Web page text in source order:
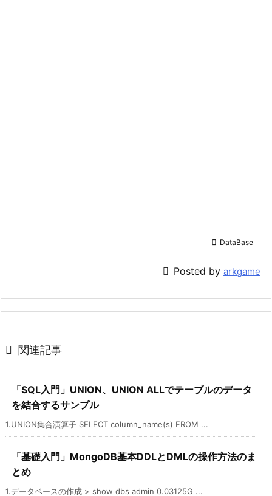
 DataBase
 Posted by arkgame
 関連記事
「SQL入門」UNION、UNION ALLでテーブルのデータ
を結合するサンプル
1.UNION集合演算子 SELECT column_name(s) FROM ...
「基礎入門」MongoDB基本DDLとDMLの操作方法のま
とめ
1.データベースの作成 > show dbs admin 0.03125G ...